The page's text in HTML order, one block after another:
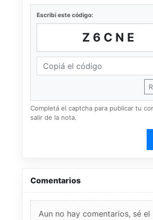
Escribí este código:
Z6CNE
Completá el captcha para publicar tu
salir de la nota.
Comentarios
Aun no hay comentarios, sé el